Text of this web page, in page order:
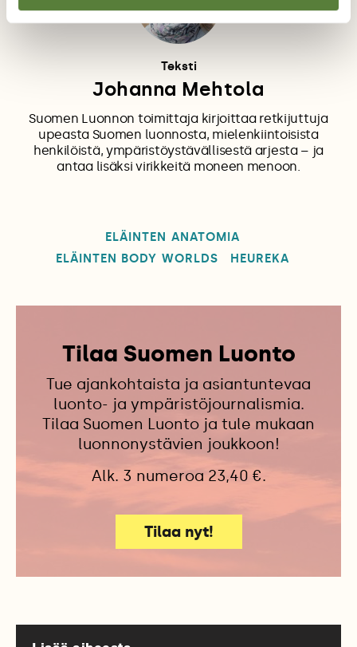
Teksti
Johanna Mehtola
Suomen Luonnon toimittaja kirjoittaa retkijuttuja
upeasta Suomen luonnosta, mielenkiintoisista
henkilöistä, ympäristöystävällisestä arjesta – ja
antaa lisäksi virikkeitä moneen menoon.
ELÄINTEN ANATOMIA
ELÄINTEN BODY WORLDS
HEUREKA
Tilaa Suomen Luonto
Tue ajankohtaista ja asiantuntevaa
luonto- ja ympäristöjournalismia.
Tilaa Suomen Luonto ja tule mukaan
luonnonystävien joukkoon!
Alk. 3 numeroa 23,40 €.
Tilaa nyt!